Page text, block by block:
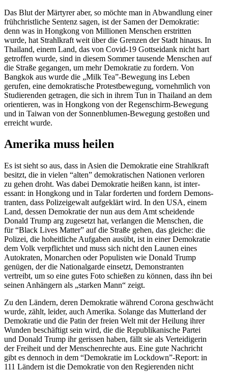
Das Blut der Märtyrer aber, so möchte man in Abwandlung einer
frühchrist­liche Sentenz sagen, ist der Samen der Demokratie:
denn was in Hongkong von Millionen Menschen erstritten
wurde, hat Strahl­kraft weit über die Grenzen der Stadt hinaus. In
Thailand, einem Land, das von Covid-19 Gottseidank nicht hart
getroffen wurde, sind in diesem Sommer tausende Menschen auf
die Straße gegangen, um mehr Demokratie zu fordern. Von
Bangkok aus wurde die „Milk Tea”-Bewegung ins Leben
gerufen, eine demokra­tische Protest­be­wegung, vornehmlich von
Studie­renden getragen, die sich in ihrem Tun in Thailand an dem
orien­tieren, was in Hongkong von der Regen­schirm-Bewegung
und in Taiwan von der Sonnen­blumen-Bewegung gestoßen und
erreicht wurde.
Amerika muss heilen
Es ist sieht so aus, dass in Asien die Demokratie eine Strahl­kraft
besitzt, die in vielen “alten” demokra­ti­schen Nationen verloren
zu gehen droht. Was dabei Demokratie heißen kann, ist inter­
essant: in Hongkong und in Talar forderten und fordern Demons­
tranten, dass Polizei­gewalt aufge­klärt wird. In den USA, einem
Land, dessen Demokratie der nun aus dem Amt schei­dende
Donald Trump arg zugesetzt hat, verlangen die Menschen, die
für “Black Lives Matter” auf die Straße gehen, das gleiche: die
Polizei, die hoheit­liche Aufgaben ausübt, ist in einer Demokratie
dem Volk verpflichtet und muss sich nicht den Launen eines
Autokraten, Monarchen oder Populisten wie Donald Trump
genügen, der die Natio­nal­garde einsetzt, Demons­tranten
vertreibt, um so eine gutes Foto schießen zu können, dass ihn bei
seinen Anhängern als „starken Mann“ zeigt.
Zu den Ländern, deren Demokratie während Corona geschwächt
wurde, zählt, leider, auch Amerika. Solange das Mutterland der
Demokratie und die Patin der freien Welt mit der Heilung ihrer
Wunden beschäftigt sein wird, die die Republi­ka­nische Partei
und Donald Trump ihr gerissen haben, fällt sie als Vertei­di­gerin
der Freiheit und der Menschen­rechte aus. Eine gute Nachricht
gibt es dennoch in dem “Demokratie im Lockdown”-Report: in
111 Ländern ist die Demokratie von den Regie­renden nicht